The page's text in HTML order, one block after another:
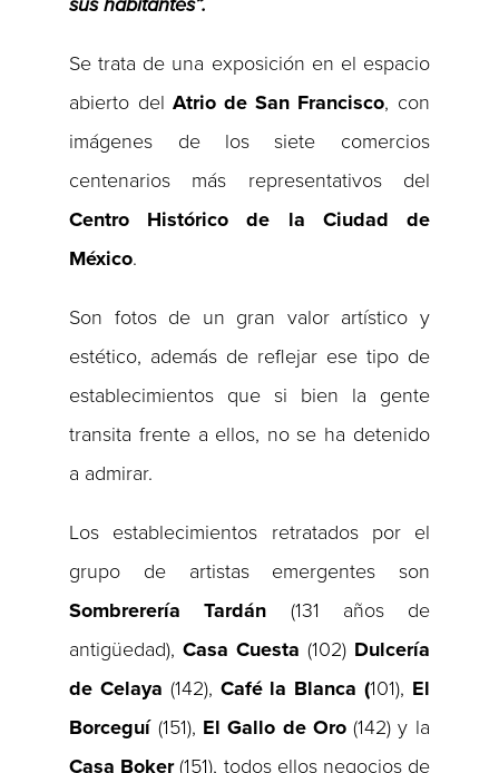
Se trata de una exposición en el espacio
abierto del Atrio de San Francisco, con
imágenes de los siete comercios
centenarios más representativos del
Centro Histórico de la Ciudad de
México.
Son fotos de un gran valor artístico y
estético, además de reflejar ese tipo de
establecimientos que si bien la gente
transita frente a ellos, no se ha detenido
a admirar.
Los establecimientos retratados por el
grupo de artistas emergentes son
Sombrerería Tardán (131 años de
antigüedad),Casa Cuesta (102) Dulcería
de Celaya (142), Café la Blanca (101), El
Borceguí(151), El Gallo de Oro(142) y la
Casa Boker(151), todos ellos negocios de